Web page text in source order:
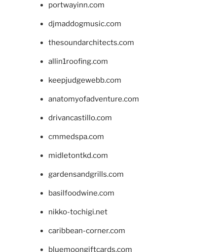
portwayinn.com
djmaddogmusic.com
thesoundarchitects.com
allin1roofing.com
keepjudgewebb.com
anatomyofadventure.com
drivancastillo.com
cmmedspa.com
midletontkd.com
gardensandgrills.com
basilfoodwine.com
nikko-tochigi.net
caribbean-corner.com
bluemoongiftcards.com